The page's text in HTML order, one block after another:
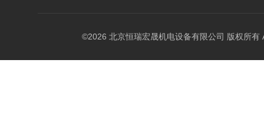
©2026 北京恒瑞宏晟机电设备有限公司 版权所有